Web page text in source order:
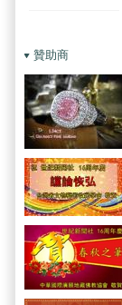
贊助商